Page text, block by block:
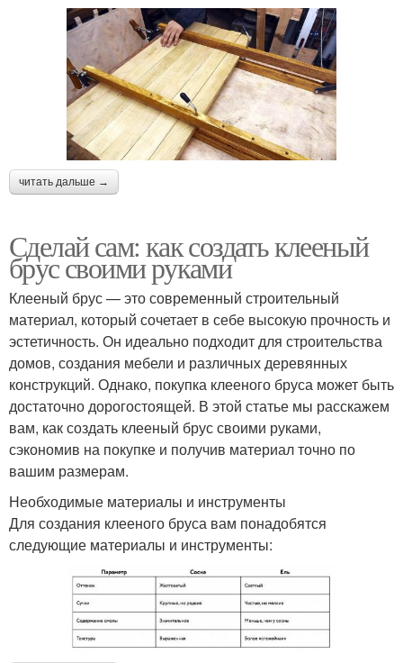
читать дальше →
Сделай сам: как создать клееный
брус своими руками
Клееный брус — это современный строительный
материал, который сочетает в себе высокую прочность и
эстетичность. Он идеально подходит для строительства
домов, создания мебели и различных деревянных
конструкций. Однако, покупка клееного бруса может быть
достаточно дорогостоящей. В этой статье мы расскажем
вам, как создать клееный брус своими руками,
сэкономив на покупке и получив материал точно по
вашим размерам.
Необходимые материалы и инструменты
Для создания клееного бруса вам понадобятся
следующие материалы и инструменты: